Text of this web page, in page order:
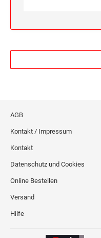
AGB
Kontakt / Impressum
Kontakt
Datenschutz und Cookies
Online Bestellen
Versand
Hilfe